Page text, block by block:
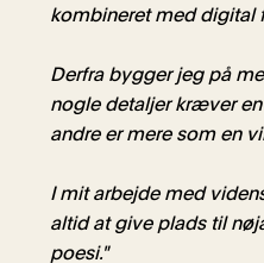
kombineret med digital
Derfra bygger jeg på
nogle detaljer kræver
andre er mere som en
I mit arbejde med
altid at give plads til
poesi."